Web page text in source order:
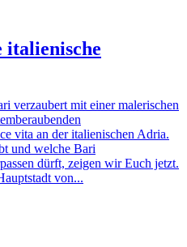
italienische
verzaubert mit einer malerischen
vita an der italienischen Adria.
und welche Bari
dürft, zeigen wir Euch jetzt.
von...